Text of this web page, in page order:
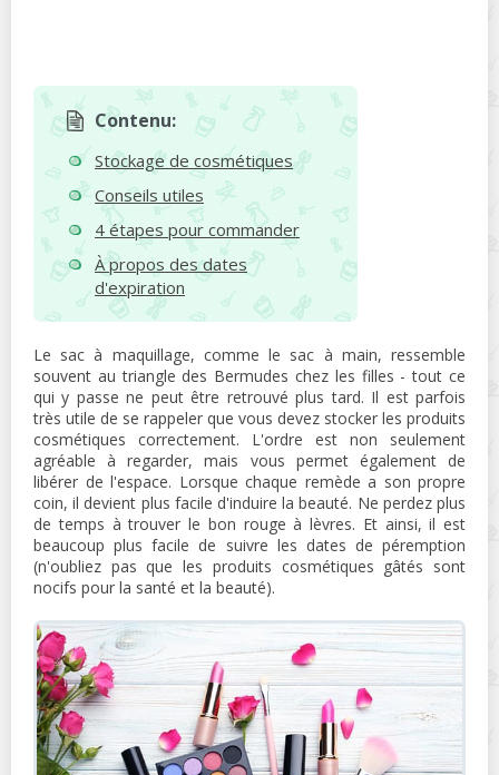
Contenu:
Stockage de cosmétiques
Conseils utiles
4 étapes pour commander
À propos des dates
d'expiration
Le sac à maquillage, comme le sac à main, ressemble
souvent au triangle des Bermudes chez les filles - tout ce
qui y passe ne peut être retrouvé plus tard. Il est parfois
très utile de se rappeler que vous devez stocker les produits
cosmétiques correctement. L'ordre est non seulement
agréable à regarder, mais vous permet également de
libérer de l'espace. Lorsque chaque remède a son propre
coin, il devient plus facile d'induire la beauté. Ne perdez plus
de temps à trouver le bon rouge à lèvres. Et ainsi, il est
beaucoup plus facile de suivre les dates de péremption
(n'oubliez pas que les produits cosmétiques gâtés sont
nocifs pour la santé et la beauté).